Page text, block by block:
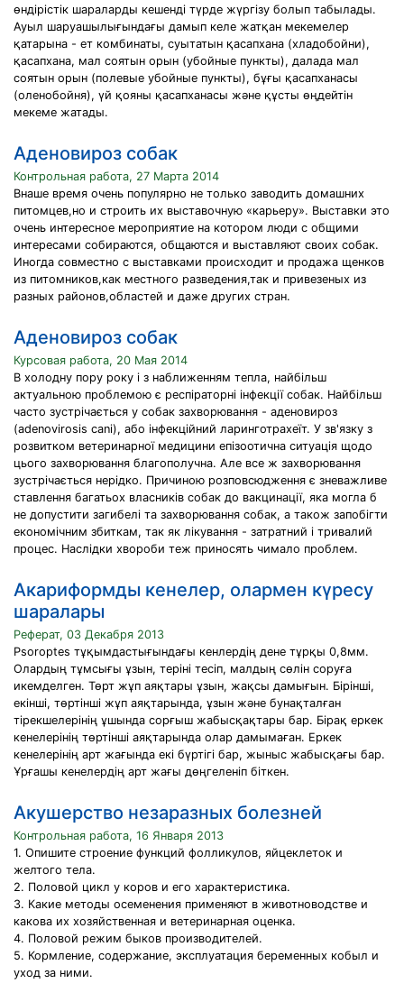
өндірістік шараларды кешенді түрде жүргізу болып табылады.
Ауыл шаруашылығындағы дамып келе жатқан мекемелер
қатарына - ет комбинаты, суытатын қасапхана (хладобойни),
қасапхана, мал соятын орын (убойные пункты), далада мал
соятын орын (полевые убойные пункты), бұғы қасапханасы
(оленобойня), үй қояны қасапханасы және құсты өңдейтін
мекеме жатады.
Аденовироз собак
Контрольная работа, 27 Марта 2014
Внаше время очень популярно не только заводить домашних
питомцев,но и строить их выставочную «карьеру». Выставки это
очень интересное мероприятие на котором люди с общими
интересами собираются, общаются и выставляют своих собак.
Иногда совместно с выставками происходит и продажа щенков
из питомников,как местного разведения,так и привезеных из
разных районов,областей и даже других стран.
Аденовироз собак
Курсовая работа, 20 Мая 2014
В холодну пору року і з наближенням тепла, найбільш
актуальною проблемою є респіраторні інфекції собак. Найбільш
часто зустрічається у собак захворювання - аденовироз
(adenovirosis cani), або інфекційний ларинготрахеїт. У зв'язку з
розвитком ветеринарної медицини епізоотична ситуація щодо
цього захворювання благополучна. Але все ж захворювання
зустрічається нерідко. Причиною розповсюдження є зневажливе
ставлення багатьох власників собак до вакцинації, яка могла б
не допустити загибелі та захворювання собак, а також запобігти
економічним збиткам, так як лікування - затратний і тривалий
процес. Наслідки хвороби теж приносять чимало проблем.
Акариформды кенелер, олармен күресу
шаралары
Реферат, 03 Декабря 2013
Psoroptes тұқымдастығындағы кенлердің дене тұрқы 0,8мм.
Олардың тұмсығы ұзын, теріні тесіп, малдың сөлін соруға
икемделген. Төрт жұп аяқтары ұзын, жақсы дамығын. Бірінші,
екінші, төртінші жұп аяқтарында, ұзын және бунақталған
тірекшелерінің ұшында сорғыш жабысқақтары бар. Бірақ еркек
кенелерінің төртінші аяқтарында олар дамымаған. Еркек
кенелерінің арт жағында екі бүртігі бар, жыныс жабысқағы бар.
Ұрғашы кенелердің арт жағы дөңгеленіп біткен.
Акушерство незаразных болезней
Контрольная работа, 16 Января 2013
1. Опишите строение функций фолликулов, яйцеклеток и
желтого тела.
2. Половой цикл у коров и его характеристика.
3. Какие методы осеменения применяют в животноводстве и
какова их хозяйственная и ветеринарная оценка.
4. Половой режим быков производителей.
5. Кормление, содержание, эксплуатация беременных кобыл и
уход за ними.